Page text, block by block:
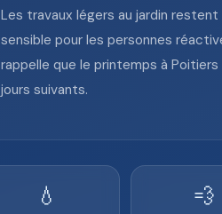
Les travaux légers au jardin
sensible pour les personnes
rappelle que le printemps à
jours suivants.
💧 💨